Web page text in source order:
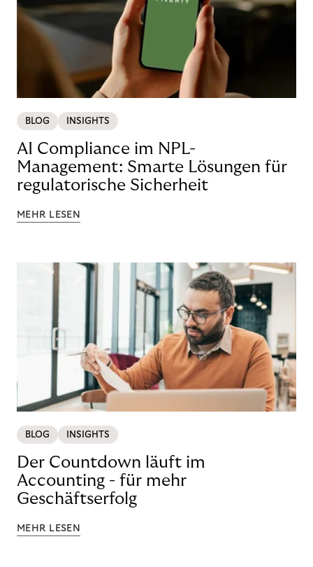
BLOG INSIGHTS
AI Compliance im NPL-
Management: Smarte Lösungen für
regulatorische Sicherheit
MEHR LESEN
BLOG INSIGHTS
Der Countdown läuft im
Accounting - für mehr
Geschäftserfolg
MEHR LESEN